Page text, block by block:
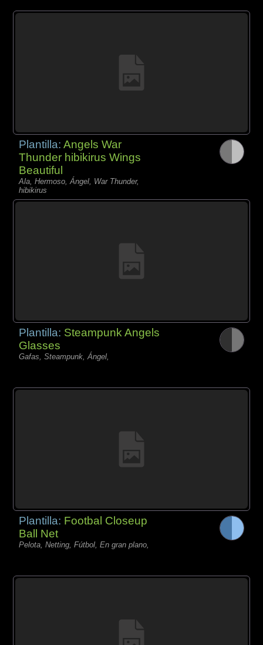
Plantilla:Angels War
Thunder hibikirus Wings
Beautiful
Ala, Hermoso, Ángel, War Thunder,
hibikirus
Plantilla: Steampunk Angels
Glasses
Gafas, Steampunk, Ángel,
Plantilla: Footbal Closeup
Ball Net
Pelota, Netting, Fútbol, En gran plano,